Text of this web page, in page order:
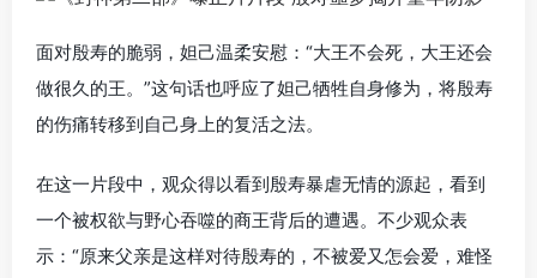
面对殷寿的脆弱，妲己温柔安慰：“大王不会死，大王还会
做很久的王。”这句话也呼应了妲己牺牲自身修为，将殷寿
的伤痛转移到自己身上的复活之法。
在这一片段中，观众得以看到殷寿暴虐无情的源起，看到
一个被权欲与野心吞噬的商王背后的遭遇。不少观众表
示：“原来父亲是这样对待殷寿的，不被爱又怎会爱，难怪